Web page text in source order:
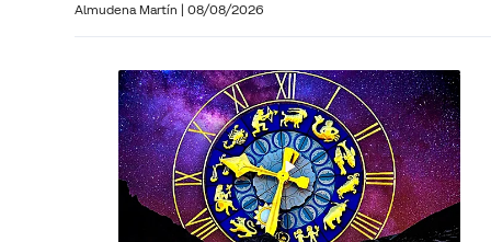
Almudena Martín | 08/08/2026